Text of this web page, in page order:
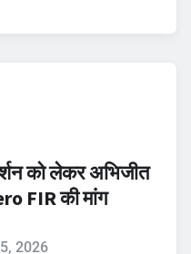
को लेकर अभिजीत
FIR की मांग
2026